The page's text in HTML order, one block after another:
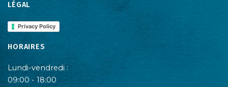
LÉGAL
Privacy Policy
HORAIRES
Lundi-vendredi :
09:00 - 18:00